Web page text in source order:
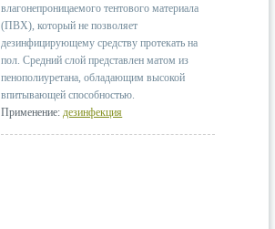
влагонепроницаемого тентового материала
(ПВХ), который не позволяет
дезинфицирующему средству протекать на
пол. Средний слой представлен матом из
пенополиуретана, обладающим высокой
впитывающей способностью.
Применение: дезинфекция